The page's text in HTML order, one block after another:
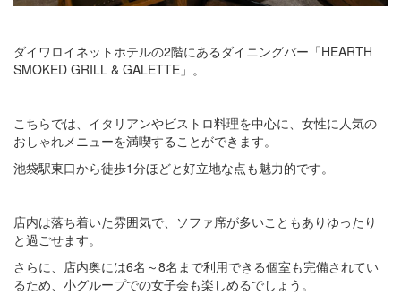
ダイワロイネットホテルの2階にあるダイニングバー「HEARTH
SMOKED GRILL & GALETTE」。
こちらでは、イタリアンやビストロ料理を中心に、女性に人気の
おしゃれメニューを満喫することができます。
池袋駅東口から徒歩1分ほどと好立地な点も魅力的です。
店内は落ち着いた雰囲気で、ソファ席が多いこともありゆったり
と過ごせます。
さらに、店内奥には6名～8名まで利用できる個室も完備されてい
るため、小グループでの女子会も楽しめるでしょう。